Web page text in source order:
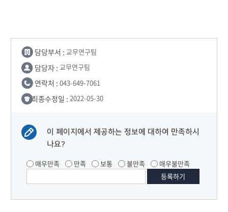
담당부서 : 교무연구팀
담당자 : 교무연구팀
연락처 : 043-649-7061
최종수정일 : 2022-05-30
이 페이지에서 제공하는 정보에 대하여 만족하시
나요?
매우만족 만족 보통 불만족 매우불만족